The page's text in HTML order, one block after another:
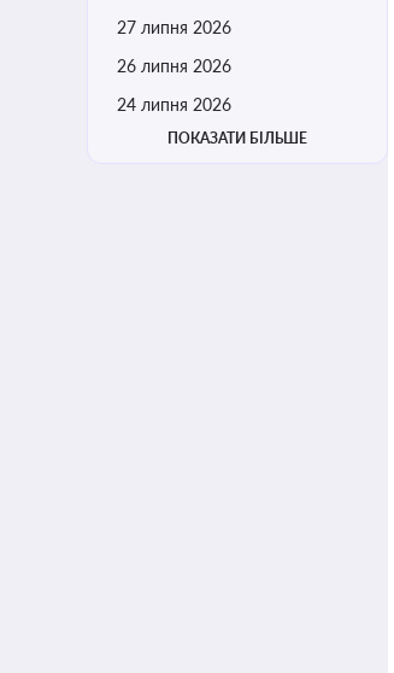
27 липня 2026
26 липня 2026
24 липня 2026
ПОКАЗАТИ БІЛЬШЕ